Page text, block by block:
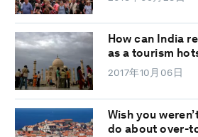
How can India
as a tourism
2017年10月06日
Wish you
do about over-